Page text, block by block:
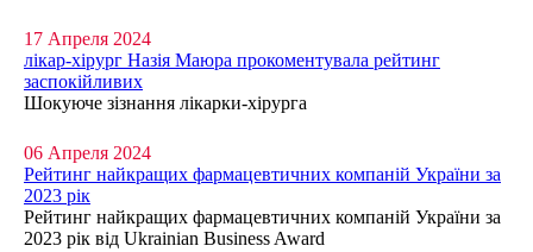
17 Апреля 2024
лікар-хірург Назія Маюра прокоментувала рейтинг
заспокійливих
Шокуюче зізнання лікарки-хірурга
06 Апреля 2024
Рейтинг найкращих фармацевтичних компаній України за
2023 рік
Рейтинг найкращих фармацевтичних компаній України за
2023 рік від Ukrainian Business Award